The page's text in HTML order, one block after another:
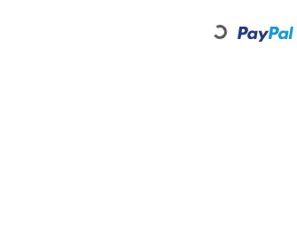
Loading...